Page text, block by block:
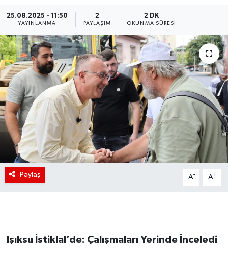
25.08.2025 - 11:50
YAYINLANMA
2
PAYLAŞIM
2 DK
OKUNMA SÜRESI
Paylaş A- A+
Işıksu İstiklal’de: Çalışmaları Yerinde İnceledi